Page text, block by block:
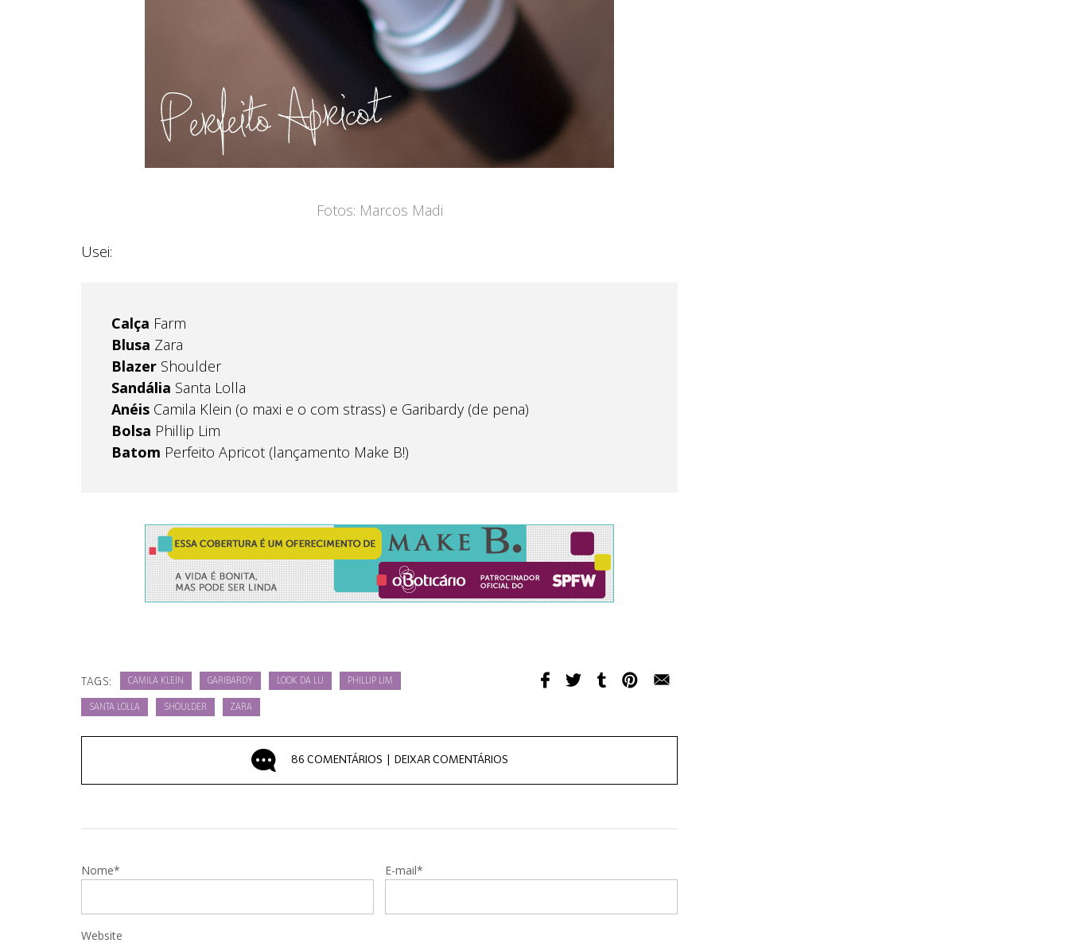
Fotos: Marcos Madi
Usei:
Calça Farm
Blusa Zara
BlazerShoulder
Sandália Santa Lolla
AnéisCamila Klein (o maxi e o com strass) e Garibardy (de pena)
Bolsa Phillip Lim
Batom Perfeito Apricot (lançamento Make B!)
TAGS: CAMILA KLEIN GARIBARDY LOOK DA LU PHILLIP LIM
SANTA LOLLA SHOULDER ZARA
86 COMENTÁRIOS | DEIXAR COMENTÁRIOS
Nome* E-mail*
Website